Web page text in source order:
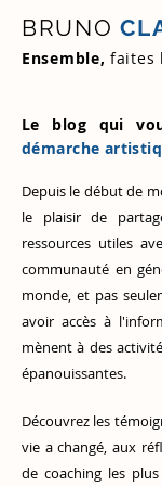
BRUNO
Ensemble, faites
Le blog qui
démarche
Depuis le début de
le plaisir de
ressources utiles
communauté en
monde, et pas
avoir accès à
mènent à des
épanouissantes.
Découvrez les
vie a changé, aux
de coaching les